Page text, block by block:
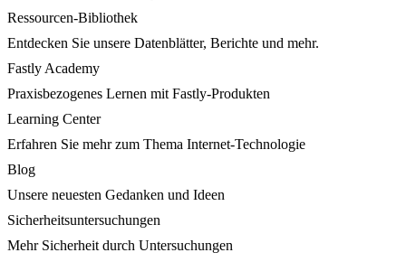
Ressourcen-Bibliothek
Entdecken Sie unsere Datenblätter, Berichte und mehr.
Fastly Academy
Praxisbezogenes Lernen mit Fastly-Produkten
Learning Center
Erfahren Sie mehr zum Thema Internet-Technologie
Blog
Unsere neuesten Gedanken und Ideen
Sicherheitsuntersuchungen
Mehr Sicherheit durch Untersuchungen